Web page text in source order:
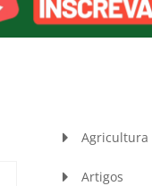
Agricultura
Artigos